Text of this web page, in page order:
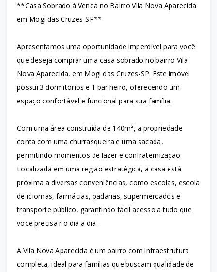
**Casa Sobrado à Venda no Bairro Vila Nova Aparecida
em Mogi das Cruzes-SP**
Apresentamos uma oportunidade imperdível para você
que deseja comprar uma casa sobrado no bairro Vila
Nova Aparecida, em Mogi das Cruzes-SP. Este imóvel
possui 3 dormitórios e 1 banheiro, oferecendo um
espaço confortável e funcional para sua família.
Com uma área construída de 140m², a propriedade
conta com uma churrasqueira e uma sacada,
permitindo momentos de lazer e confraternização.
Localizada em uma região estratégica, a casa está
próxima a diversas conveniências, como escolas, escola
de idiomas, farmácias, padarias, supermercados e
transporte público, garantindo fácil acesso a tudo que
você precisa no dia a dia.
A Vila Nova Aparecida é um bairro com infraestrutura
completa, ideal para famílias que buscam qualidade de